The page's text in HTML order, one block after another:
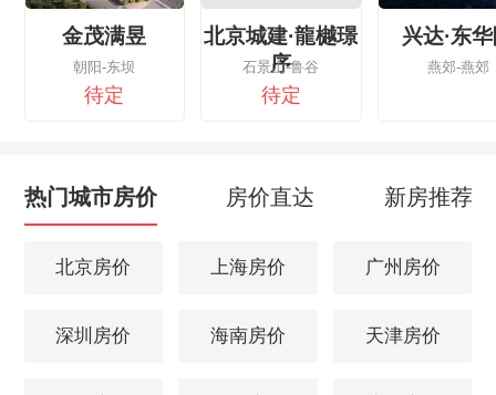
金茂满昱
朝阳-东坝
待定
北京城建·龍樾璟
序
石景山-鲁谷
待定
兴达·东
燕郊-燕郊
热门城市房价 房价直达 新房推荐
北京房价 上海房价 广州房价
深圳房价 海南房价 天津房价